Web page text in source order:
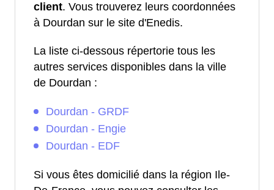
client. Vous trouverez leurs coordonnées
à Dourdan sur le site d'Enedis.
La liste ci-dessous répertorie tous les
autres services disponibles dans la ville
de Dourdan :
Dourdan - GRDF
Dourdan - Engie
Dourdan - EDF
Si vous êtes domicilié dans la région Ile-